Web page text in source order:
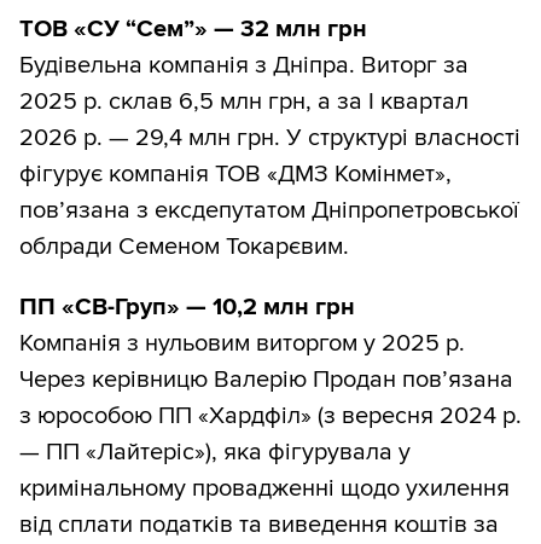
ТОВ «СУ “Сем”» — 32 млн грн
Будівельна компанія з Дніпра. Виторг за
2025 р. склав 6,5 млн грн, а за І квартал
2026 р. — 29,4 млн грн. У структурі власності
фігурує компанія ТОВ «ДМЗ Комінмет»,
пов’язана з ексдепутатом Дніпропетровської
облради Семеном Токарєвим.
ПП «СВ-Груп» — 10,2 млн грн
Компанія з нульовим виторгом у 2025 р.
Через керівницю Валерію Продан пов’язана
з юрособою ПП «Хардфіл» (з вересня 2024 р.
— ПП «Лайтеріс»), яка фігурувала у
кримінальному провадженні щодо ухилення
від сплати податків та виведення коштів за